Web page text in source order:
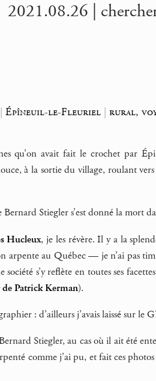
2021.08.26 |
|Épîneuil-le-Fleuriel |rural,
qu’on avait fait le crochet par
à la sortie du village, roulant
Stiegler s’est donné la mort
Hucleux, je les révère. Il y a la
arpente au Québec — je n’ai pas
s’y reflète en toutes ses
de Patrick Kerman).
: d’ailleurs j’avais laissé sur
Stiegler, au cas où il ait été
comme j’ai pu, et fait ces